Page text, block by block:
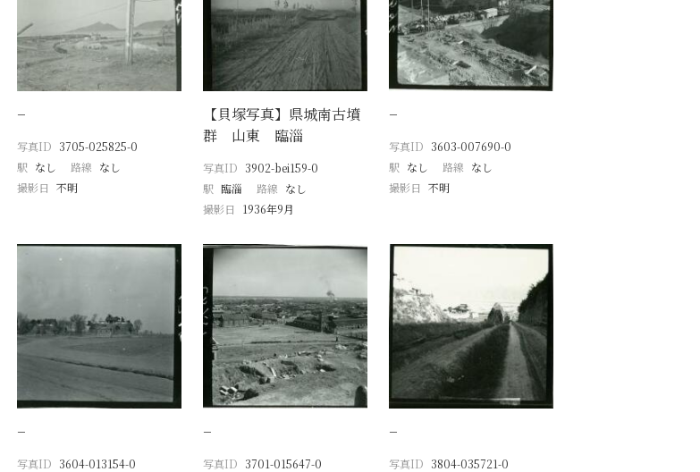
−
写真ID 3705-025825-0
駅 なし 路線 なし
撮影日 不明
【貝塚写真】県城南古墳
群 山東 臨淄
写真ID 3902-bei159-0
駅 臨淄 路線 なし
撮影日
1936年9月
−
写真ID 3603-007690-0
駅 なし 路線 なし
撮影日 不明
−
写真ID 3604-013154-0
−
写真ID 3701-015647-0
−
写真ID 3804-035721-0